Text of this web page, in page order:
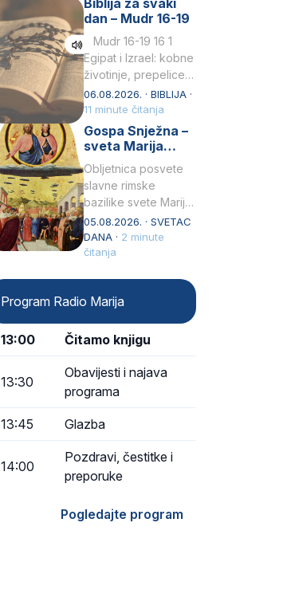
Petar u svojoj
drugoj…
Biblija za svaki
dan – Mudr 16-19
Mudr 16-19 16 1
Egipat i Izrael: kobne
životinje, prepelice
Zato bijahu
primjereno kažnjeni
sličnim životinjamai
mučeni mnoštvom
06.08.2026. · BIBLIJA ·
11 minute čitanja
Gospa Snježna –
sveta Marija
Velika, zaštitnica
rimske bazilike
Obljetnica posvete
slavne rimske
bazilike svete Marije
Velike (Santa Maria
Maggiore) u narodu
se slavi kao Gospa
05.08.2026. · SVETAC
DANA · 2 minute
čitanja
Program Radio Marija
13:00 Čitamo knjigu
13:30
Obavijesti i najava
programa
13:45 Glazba
14:00
Pozdravi, čestitke i
preporuke
Pogledajte program